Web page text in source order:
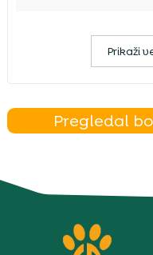
Prikaži
Pregledal